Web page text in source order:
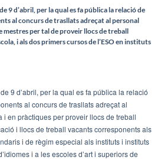
9 d’abril, per la qual es fa pública la relació de
al concurs de trasllats adreçat al personal
mestres per tal de proveir llocs de treball
i als dos primers cursos de l’ESO en instituts
9 d’abril, per la qual es fa pública la relació
al concurs de trasllats adreçat al
en pràctiques per proveir llocs de treball
i llocs de treball vacants corresponents als
i de règim especial als instituts i instituts
i a les escoles d’art i superiors de